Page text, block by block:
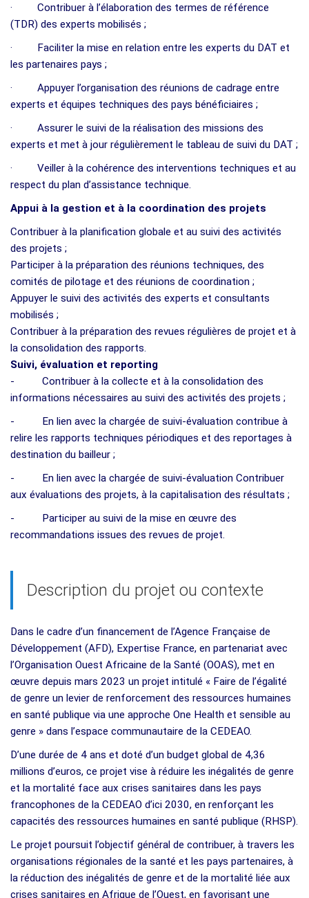
· Contribuer à l’élaboration des termes de référence
(TDR) des experts mobilisés ;
· Faciliter la mise en relation entre les experts du DAT et
les partenaires pays ;
· Appuyer l’organisation des réunions de cadrage entre
experts et équipes techniques des pays bénéficiaires ;
· Assurer le suivi de la réalisation des missions des
experts et met à jour régulièrement le tableau de suivi du DAT ;
· Veiller à la cohérence des interventions techniques et au
respect du plan d’assistance technique.
Appui à la gestion et à la coordination des projets
Contribuer à la planification globale et au suivi des activités
des projets ;
Participer à la préparation des réunions techniques, des
comités de pilotage et des réunions de coordination ;
Appuyer le suivi des activités des experts et consultants
mobilisés ;
Contribuer à la préparation des revues régulières de projet et à
la consolidation des rapports.
Suivi, évaluation et reporting
- Contribuer à la collecte et à la consolidation des
informations nécessaires au suivi des activités des projets ;
- En lien avec la chargée de suivi-évaluation contribue à
relire les rapports techniques périodiques et des reportages à
destination du bailleur ;
- En lien avec la chargée de suivi-évaluation Contribuer
aux évaluations des projets, à la capitalisation des résultats ;
- Participer au suivi de la mise en œuvre des
recommandations issues des revues de projet.
Description du projet ou contexte
Dans le cadre d’un financement de l’Agence Française de
Développement (AFD), Expertise France, en partenariat avec
l’Organisation Ouest Africaine de la Santé (OOAS), met en
œuvre depuis mars 2023 un projet intitulé « Faire de l’égalité
de genre un levier de renforcement des ressources humaines
en santé publique via une approche One Health et sensible au
genre » dans l’espace communautaire de la CEDEAO.
D’une durée de 4 ans et doté d’un budget global de 4,36
millions d’euros, ce projet vise à réduire les inégalités de genre
et la mortalité face aux crises sanitaires dans les pays
francophones de la CEDEAO d’ici 2030, en renforçant les
capacités des ressources humaines en santé publique (RHSP).
Le projet poursuit l’objectif général de contribuer, à travers les
organisations régionales de la santé et les pays partenaires, à
la réduction des inégalités de genre et de la mortalité liée aux
crises sanitaires en Afrique de l’Ouest, en favorisant une